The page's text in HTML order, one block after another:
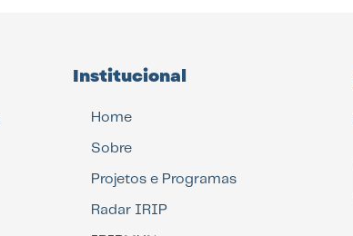
Institucional
Home
Sobre
Projetos e Programas
Radar IRIP